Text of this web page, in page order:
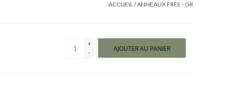
ACCUEIL/ANNEAUX FREE - OR
+
-
AJOUTER AU PANIER